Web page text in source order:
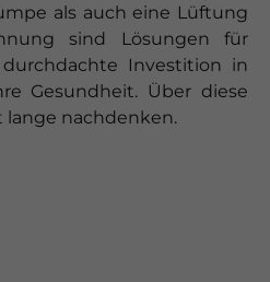
als auch eine Lüftung
sind Lösungen für
Investition in
Gesundheit. Über diese
lange nachdenken.